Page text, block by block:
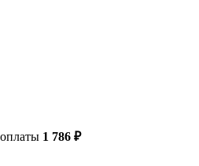
1 786 ₽